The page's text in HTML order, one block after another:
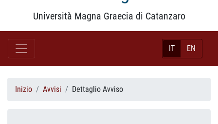
Università Magna Graecia di Catanzaro
IT EN
Inizio Avvisi Dettaglio Avviso